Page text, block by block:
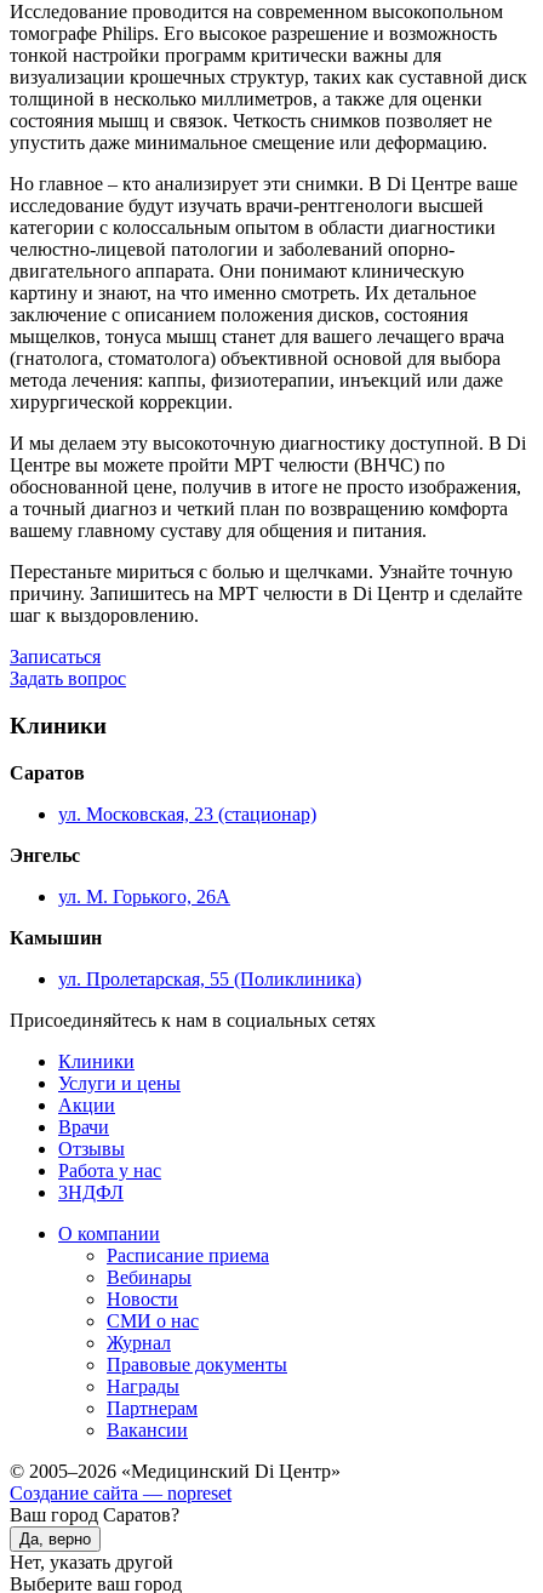
Исследование проводится на современном высокопольном
томографе Philips. Его высокое разрешение и возможность
тонкой настройки программ критически важны для
визуализации крошечных структур, таких как суставной диск
толщиной в несколько миллиметров, а также для оценки
состояния мышц и связок. Четкость снимков позволяет не
упустить даже минимальное смещение или деформацию.
Но главное – кто анализирует эти снимки. В Di Центре ваше
исследование будут изучать врачи-рентгенологи высшей
категории с колоссальным опытом в области диагностики
челюстно-лицевой патологии и заболеваний опорно-
двигательного аппарата. Они понимают клиническую
картину и знают, на что именно смотреть. Их детальное
заключение с описанием положения дисков, состояния
мыщелков, тонуса мышц станет для вашего лечащего врача
(гнатолога, стоматолога) объективной основой для выбора
метода лечения: каппы, физиотерапии, инъекций или даже
хирургической коррекции.
И мы делаем эту высокоточную диагностику доступной. В Di
Центре вы можете пройти МРТ челюсти (ВНЧС) по
обоснованной цене, получив в итоге не просто изображения,
а точный диагноз и четкий план по возвращению комфорта
вашему главному суставу для общения и питания.
Перестаньте мириться с болью и щелчками. Узнайте точную
причину. Запишитесь на МРТ челюсти в Di Центр и сделайте
шаг к выздоровлению.
Записаться
Задать вопрос
Клиники
Саратов
ул. Московская, 23 (стационар)
Энгельс
ул. М. Горького, 26А
Камышин
ул. Пролетарская, 55 (Поликлиника)
Присоединяйтесь к нам в социальных сетях
Клиники
Услуги и цены
Акции
Врачи
Отзывы
Работа у нас
3НДФЛ
О компании
Расписание приема
Вебинары
Новости
СМИ о нас
Журнал
Правовые документы
Награды
Партнерам
Вакансии
© 2005–2026 «Медицинский Di Центр»
Создание сайта — nopreset
Ваш город Саратов?
Да, верно
Нет, указать другой
Выберите ваш город